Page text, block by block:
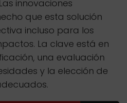
innovaciones
que esta solución
incluso para los
La clave está en
una evaluación
y la elección de